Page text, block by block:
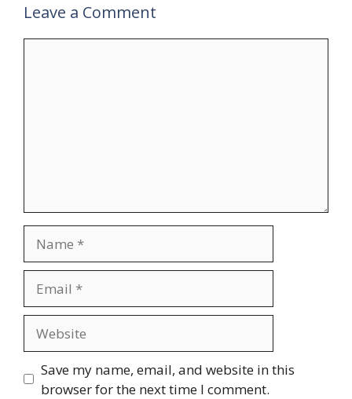
Leave a Comment
Save my name, email, and website in this
browser for the next time I comment.